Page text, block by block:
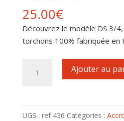
25.00€
Découvrez le modèle DS 3/
torchons 100% fabriquée en
motif
Ajouter au
UGS : ref 436 Catégories :